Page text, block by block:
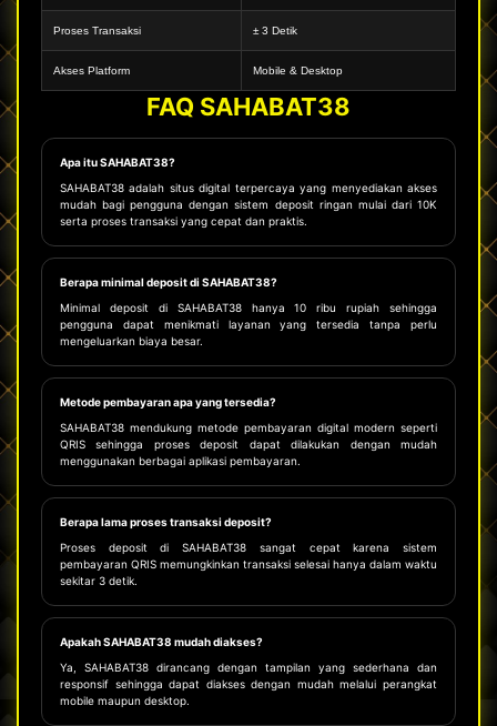
Proses Transaksi ± 3 Detik
Akses Platform Mobile & Desktop
FAQ SAHABAT38
Apa itu SAHABAT38?
SAHABAT38 adalah situs digital terpercaya yang menyediakan akses
mudah bagi pengguna dengan sistem deposit ringan mulai dari 10K
serta proses transaksi yang cepat dan praktis.
Berapa minimal deposit di SAHABAT38?
Minimal deposit di SAHABAT38 hanya 10 ribu rupiah sehingga
pengguna dapat menikmati layanan yang tersedia tanpa perlu
mengeluarkan biaya besar.
Metode pembayaran apa yang tersedia?
SAHABAT38 mendukung metode pembayaran digital modern seperti
QRIS sehingga proses deposit dapat dilakukan dengan mudah
menggunakan berbagai aplikasi pembayaran.
Berapa lama proses transaksi deposit?
Proses deposit di SAHABAT38 sangat cepat karena sistem
pembayaran QRIS memungkinkan transaksi selesai hanya dalam waktu
sekitar 3 detik.
Apakah SAHABAT38 mudah diakses?
Ya, SAHABAT38 dirancang dengan tampilan yang sederhana dan
responsif sehingga dapat diakses dengan mudah melalui perangkat
mobile maupun desktop.